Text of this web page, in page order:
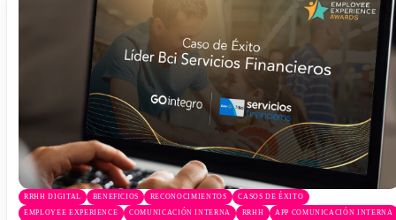
RRHH DIGITAL BENEFICIOS RECONOCIMIENTOS CASOS DE ÉXITO
EMPLOYEE EXPERIENCE COMUNICACIÓN INTERNA RRHH APP COMUNICACIÓN INTERNA